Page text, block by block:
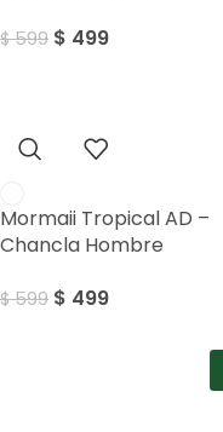
$599 $ 499
Mormaii Tropical AD –
Chancla Hombre
$599 $ 499